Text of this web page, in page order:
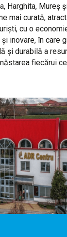
Harghita, Mureș
mai curată,
cu o
inovare, în care
și durabilă a
fiecărui